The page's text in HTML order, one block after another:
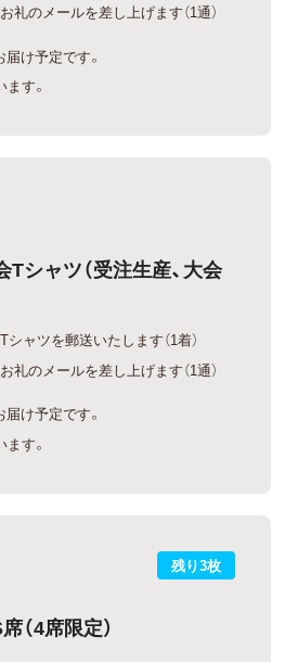
礼のメールを差し上げます（1通）
け予定です。
す。
シャツ（受注生産、大会
ャツを郵送いたします（1着）
礼のメールを差し上げます（1通）
け予定です。
す。
残り3枚
（4席限定）